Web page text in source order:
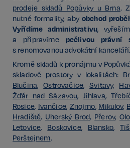
prodeje skladů Popůvky u Brna.
nutné formality, aby obchod
Vyřídíme administrativu,
a připravíme pečlivou právní
s renomovanou advokátní kanceláří.
Kromě skladů k pronájmu v
skladové prostory v lokalitách:
Blučina,Ostrovačice,Svitavy,
Žďár nad Sázavou, Jihlava,
Rosice, Ivančice, Znojmo, Mikulov,
Hradiště, Uherský Brod, Přerov,
Letovice, Boskovice, Blansko,
Perštejnem.